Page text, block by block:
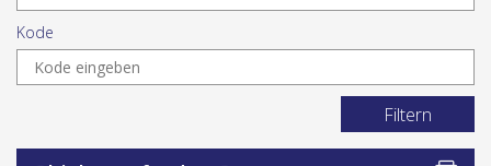
Kode
Filtern